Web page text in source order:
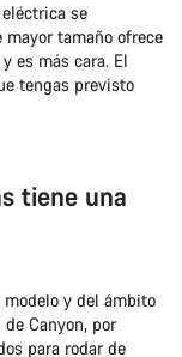
se
tamaño ofrece
es más cara. El
tengas previsto
tiene una
y del ámbito
Canyon, por
para rodar de